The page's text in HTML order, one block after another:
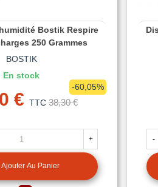
Bostik Respire
250 Grammes
BOSTIK
En stock
€ TTC 38,30 €
-60,05%
+
Ajouter Au Panier
-